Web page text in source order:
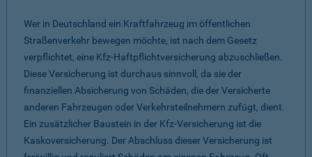
Wer in Deutschland ein Kraftfahrzeug im öffentlichen
Straßenverkehr bewegen möchte, ist nach dem Gesetz
verpflichtet, eine Kfz-Haftpflichtversicherung abzuschließen.
Diese Versicherung ist durchaus sinnvoll, da sie der
finanziellen Absicherung von Schäden, die der Versicherte
anderen Fahrzeugen oder Verkehrsteilnehmern zufügt, dient.
Ein zusätzlicher Baustein in der Kfz-Versicherung ist die
Kaskoversicherung. Der Abschluss dieser Versicherung ist